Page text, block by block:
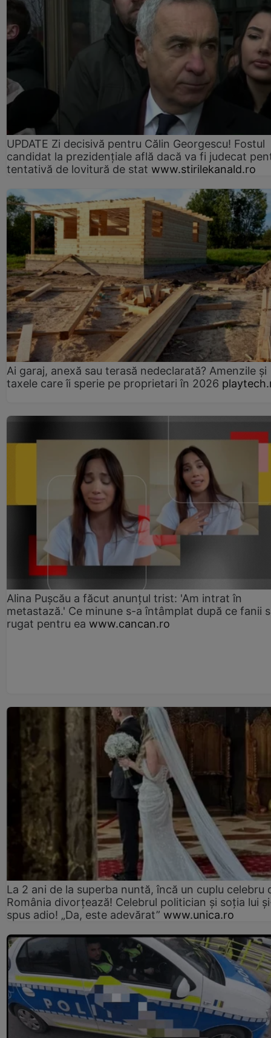
UPDATE Zi decisivă pentru Călin Georgescu! Fostul
candidat la prezidențiale află dacă va fi judecat
tentativă de lovitură de stat www.stirilekanald.ro
Ai garaj, anexă sau terasă nedeclarată? Amenzile și
taxele care îi sperie pe proprietari în 2026
Alina Pușcău a făcut anunțul trist: 'Am intrat în
metastază.' Ce minune s-a întâmplat după ce fanii
rugat pentru ea www.cancan.ro
La 2 ani de la superba nuntă, încă un cuplu celebru
România divorțează! Celebrul politician și soția lui
spus adio! „Da, este adevărat” www.unica.ro